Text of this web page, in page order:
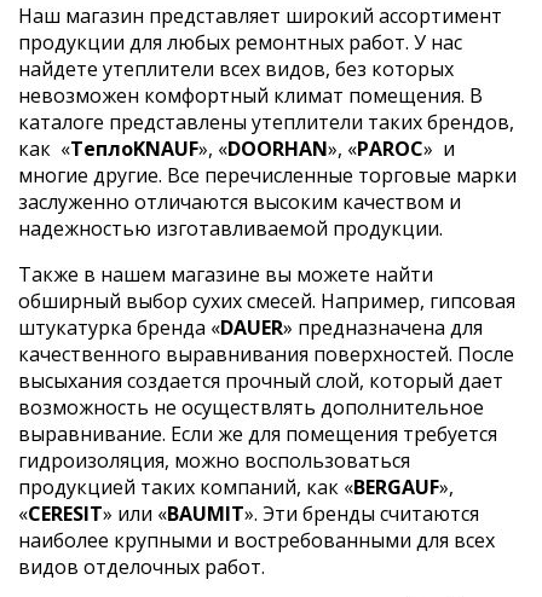
Наш магазин представляет широкий ассортимент
продукции для любых ремонтных работ. У нас
найдете утеплители всех видов, без которых
невозможен комфортный климат помещения. В
каталоге представлены утеплители таких брендов,
как «ТеплоKNAUF», «DOORHAN», «PAROC» и
многие другие. Все перечисленные торговые марки
заслуженно отличаются высоким качеством и
надежностью изготавливаемой продукции.
Также в нашем магазине вы можете найти
обширный выбор сухих смесей. Например, гипсовая
штукатурка бренда «DAUER» предназначена для
качественного выравнивания поверхностей. После
высыхания создается прочный слой, который дает
возможность не осуществлять дополнительное
выравнивание. Если же для помещения требуется
гидроизоляция, можно воспользоваться
продукцией таких компаний, как «BERGAUF»,
«CERESIT» или «BAUMIT». Эти бренды считаются
наиболее крупными и востребованными для всех
видов отделочных работ.